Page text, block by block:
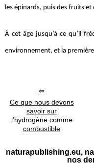
les épinards, puis des fruits
À cet âge jusqu’à ce qu’il
environnement, et la
Ce que nous devons
savoir sur
l’hydrogène comme
combustible
naturapublishing.eu,
nos